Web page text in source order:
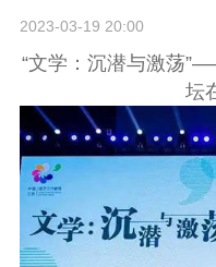
2023-03-19 20:00
“文学：沉潜与激荡
坛